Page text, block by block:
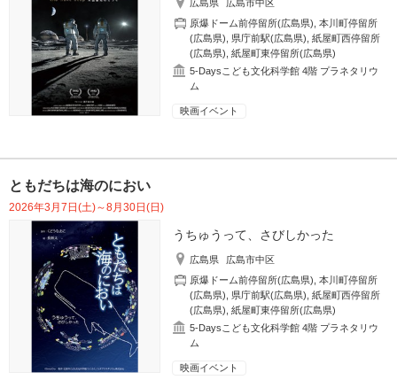
広島県
広島市中区
原爆ドーム前停留所(広島県) ,本川町停留所
(広島県)
県庁前駅(広島県) ,紙屋町西停留所
(広島県) ,紙屋町東停留所(広島県)
5-Daysこども文化科学館 4階 プラネタリウ
ム
映画イベント
ともだちは海のにおい
2026年3月7日(土)～8月30日(日)
うちゅうって、さびしかった
広島県
広島市中区
原爆ドーム前停留所(広島県) ,本川町停留所
(広島県)
県庁前駅(広島県) ,紙屋町西停留所
(広島県) ,紙屋町東停留所(広島県)
5-Daysこども文化科学館 4階 プラネタリウ
ム
映画イベント